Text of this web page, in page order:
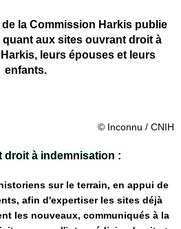
la Commission Harkis publie
aux sites ouvrant droit à
leurs épouses et leurs
enfants.
© Inconnu / CNIH
droit à indemnisation :
sur le terrain, en appui de
afin d'expertiser les sites déjà
les nouveaux, communiqués à la